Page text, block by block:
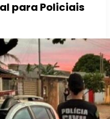
para Policiais